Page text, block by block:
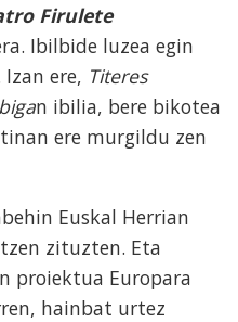
Firulete
Ibilbide luzea egin
ere, Titeres
n ibilia, bere bikotea
ere murgildu zen
Euskal Herrian
zituzten. Eta
proiektua Europara
hainbat urtez